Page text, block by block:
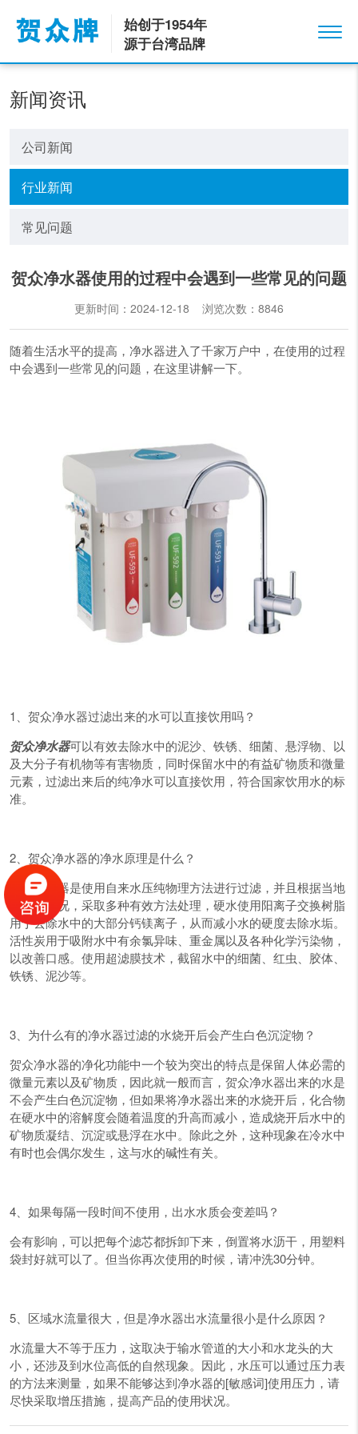
始创于1954年
源于台湾品牌
新闻资讯
公司新闻
行业新闻
常见问题
贺众净水器使用的过程中会遇到一些常见的问题
更新时间：2024-12-18 浏览次数： 8846
随着生活水平的提高，净水器进入了千家万户中，在使用的过程
中会遇到一些常见的问题，在这里讲解一下。
1、贺众净水器过滤出来的水可以直接饮用吗？
贺众净水器可以有效去除水中的泥沙、铁锈、细菌、悬浮物、以
及大分子有机物等有害物质，同时保留水中的有益矿物质和微量
元素，过滤出来后的纯净水可以直接饮用，符合国家饮用水的标
准。
2、贺众净水器的净水原理是什么？
贺众净水器是使用自来水压纯物理方法进行过滤，并且根据当地
水质的情况，采取多种有效方法处理，硬水使用阳离子交换树脂
用于去除水中的大部分钙镁离子，从而减小水的硬度去除水垢。
活性炭用于吸附水中有余氯异味、重金属以及各种化学污染物，
以改善口感。使用超滤膜技术，截留水中的细菌、红虫、胶体、
铁锈、泥沙等。
3、为什么有的净水器过滤的水烧开后会产生白色沉淀物？
贺众净水器的净化功能中一个较为突出的特点是保留人体必需的
微量元素以及矿物质，因此就一般而言，贺众净水器出来的水是
不会产生白色沉淀物，但如果将净水器出来的水烧开后，化合物
在硬水中的溶解度会随着温度的升高而减小，造成烧开后水中的
矿物质凝结、沉淀或悬浮在水中。除此之外，这种现象在冷水中
有时也会偶尔发生，这与水的碱性有关。
4、如果每隔一段时间不使用，出水水质会变差吗？
会有影响，可以把每个滤芯都拆卸下来，倒置将水沥干，用塑料
袋封好就可以了。但当你再次使用的时候，请冲洗30分钟。
5、区域水流量很大，但是净水器出水流量很小是什么原因？
水流量大不等于压力，这取决于输水管道的大小和水龙头的大
小，还涉及到水位高低的自然现象。因此，水压可以通过压力表
的方法来测量，如果不能够达到净水器的[敏感词]使用压力，请
尽快采取增压措施，提高产品的使用状况。